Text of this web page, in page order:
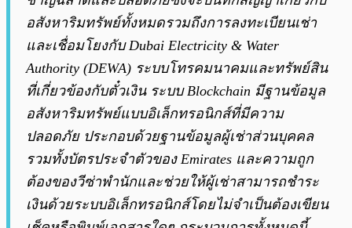
อสังหาริมทรัพย์ทั้งหมดรวมถึงการลงทะเบียนเช่า
และเชื่อมโยงกับ Dubai Electricity & Water
Authority (DEWA) ระบบโทรคมนาคมและทรัพย์สิน
ที่เกี่ยวข้องกับตั๋วเงิน ระบบ Blockchain มีฐานข้อมูล
อสังหาริมทรัพย์แบบอิเล็กทรอนิกส์ที่มีความ
ปลอดภัย ประกอบด้วยฐานข้อมูลผู้เช่าส่วนบุคคล
รวมทั้งบัตรประจำตัวของ Emirates และความถูก
ต้องของวีซ่าพำนักและช่วยให้ผู้เช่าสามารถชำระ
เงินด้วยระบบอิเล็กทรอนิกส์โดยไม่จำเป็นต้องเขียน